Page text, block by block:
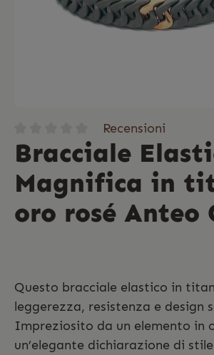
Recensioni
Bracciale
Magnifica in
oro rosé Anteo
Questo bracciale elastico in
leggerezza, resistenza e design
Impreziosito da un elemento in
un’elegante dichiarazione di